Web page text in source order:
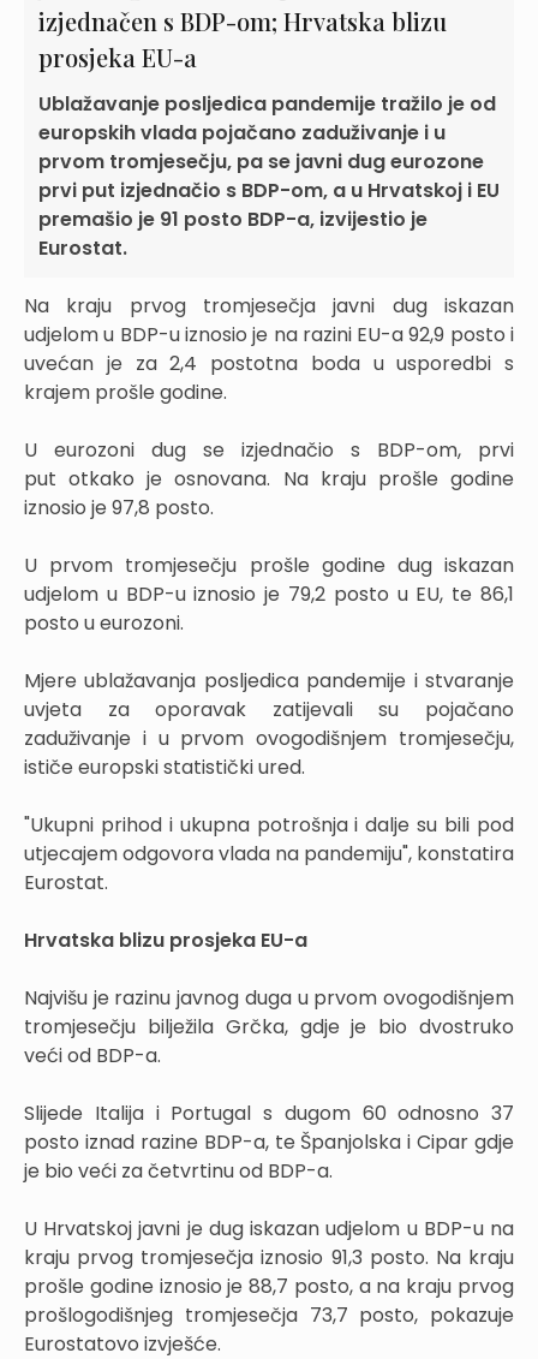
izjednačen s BDP-om; Hrvatska blizu
prosjeka EU-a
Ublažavanje posljedica pandemije tražilo je od
europskih vlada pojačano zaduživanje i u
prvom tromjesečju, pa se javni dug eurozone
prvi put izjednačio s BDP-om, a u Hrvatskoj i EU
premašio je 91 posto BDP-a, izvijestio je
Eurostat.
Na kraju prvog tromjesečja javni dug iskazan
udjelom u BDP-u iznosio je na razini EU-a 92,9 posto i
uvećan je za 2,4 postotna boda u usporedbi s
krajem prošle godine.
U eurozoni dug se izjednačio s BDP-om, prvi
put otkako je osnovana. Na kraju prošle godine
iznosio je 97,8 posto.
U prvom tromjesečju prošle godine dug iskazan
udjelom u BDP-u iznosio je 79,2 posto u EU, te 86,1
posto u eurozoni.
Mjere ublažavanja posljedica pandemije i stvaranje
uvjeta za oporavak zatijevali su pojačano
zaduživanje i u prvom ovogodišnjem tromjesečju,
ističe europski statistički ured.
"Ukupni prihod i ukupna potrošnja i dalje su bili pod
utjecajem odgovora vlada na pandemiju", konstatira
Eurostat.
Hrvatska blizu prosjeka EU-a
Najvišu je razinu javnog duga u prvom ovogodišnjem
tromjesečju bilježila Grčka, gdje je bio dvostruko
veći od BDP-a.
Slijede Italija i Portugal s dugom 60 odnosno 37
posto iznad razine BDP-a, te Španjolska i Cipar gdje
je bio veći za četvrtinu od BDP-a.
U Hrvatskoj javni je dug iskazan udjelom u BDP-u na
kraju prvog tromjesečja iznosio 91,3 posto. Na kraju
prošle godine iznosio je 88,7 posto, a na kraju prvog
prošlogodišnjeg tromjesečja 73,7 posto, pokazuje
Eurostatovo izvješće.